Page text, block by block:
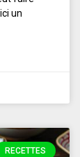
un
RECETTES